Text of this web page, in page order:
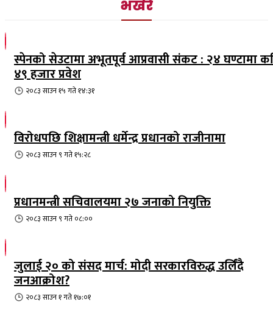
भर्खरै
स्पेनको सेउटामा अभूतपूर्व आप्रवासी संकट : २४ घण्टामा
४९ हजार प्रवेश
२०८३ साउन १५ गते १४:३१
विरोधपछि शिक्षामन्त्री धर्मेन्द्र प्रधानको राजीनामा
२०८३ साउन ९ गते १५:२८
प्रधानमन्त्री सचिवालयमा २७ जनाको नियुक्ति
२०८३ साउन ९ गते ०८:००
जुलाई २० को संसद मार्च: मोदी सरकारविरुद्ध उर्लिंदै
जनआक्रोश?
२०८३ साउन १ गते १७:०१